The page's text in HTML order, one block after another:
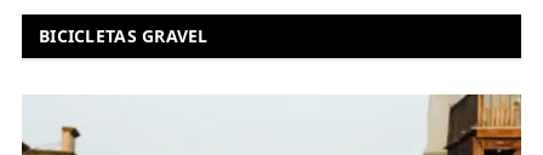
BICICLETAS GRAVEL